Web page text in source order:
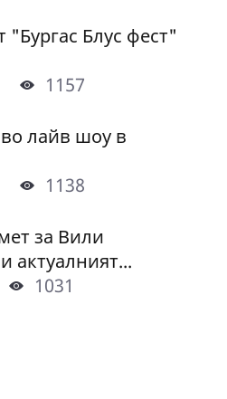
Блус фест"
1157
лайв шоу в
1138
за Вили
актуалният...
1031